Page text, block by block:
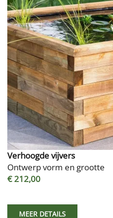
Verhoogde vijvers
Ontwerp vorm en grootte
€ 212,00
MEER DETAILS